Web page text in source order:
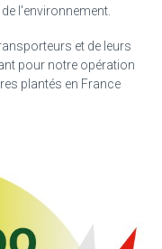
l'environnement.
et de leurs
pour notre opération
plantés en France